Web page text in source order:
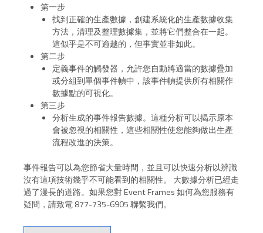
第一步
找到正確的生產數據，創建系統化的生產數據收集
方法，清理及整理數據集，並將它們整合在一起。
這似乎是不可逾越的，但事實並非如此。
第二步
定義事件的觸發器，允許您自動將適當的數據疊加
或分組到單個事件幀中，該事件幀提供所有相關作
數據點的可視化。
第三步
分析生成的事件報告數據。這種分析可以揭示原本
會被忽視的相關性，這些相關性使您能夠做出生產
流程改進的決策。
事件報告可以為您節省大量時間，並且可以快速分析以辨識
沒有這項技術幾乎不可能看到的相關性。 大數據分析已經走
過了漫長的道路。如果您對 Event Frames 如何為您服務有
疑問，請致電 877-735-6905 聯繫我們。